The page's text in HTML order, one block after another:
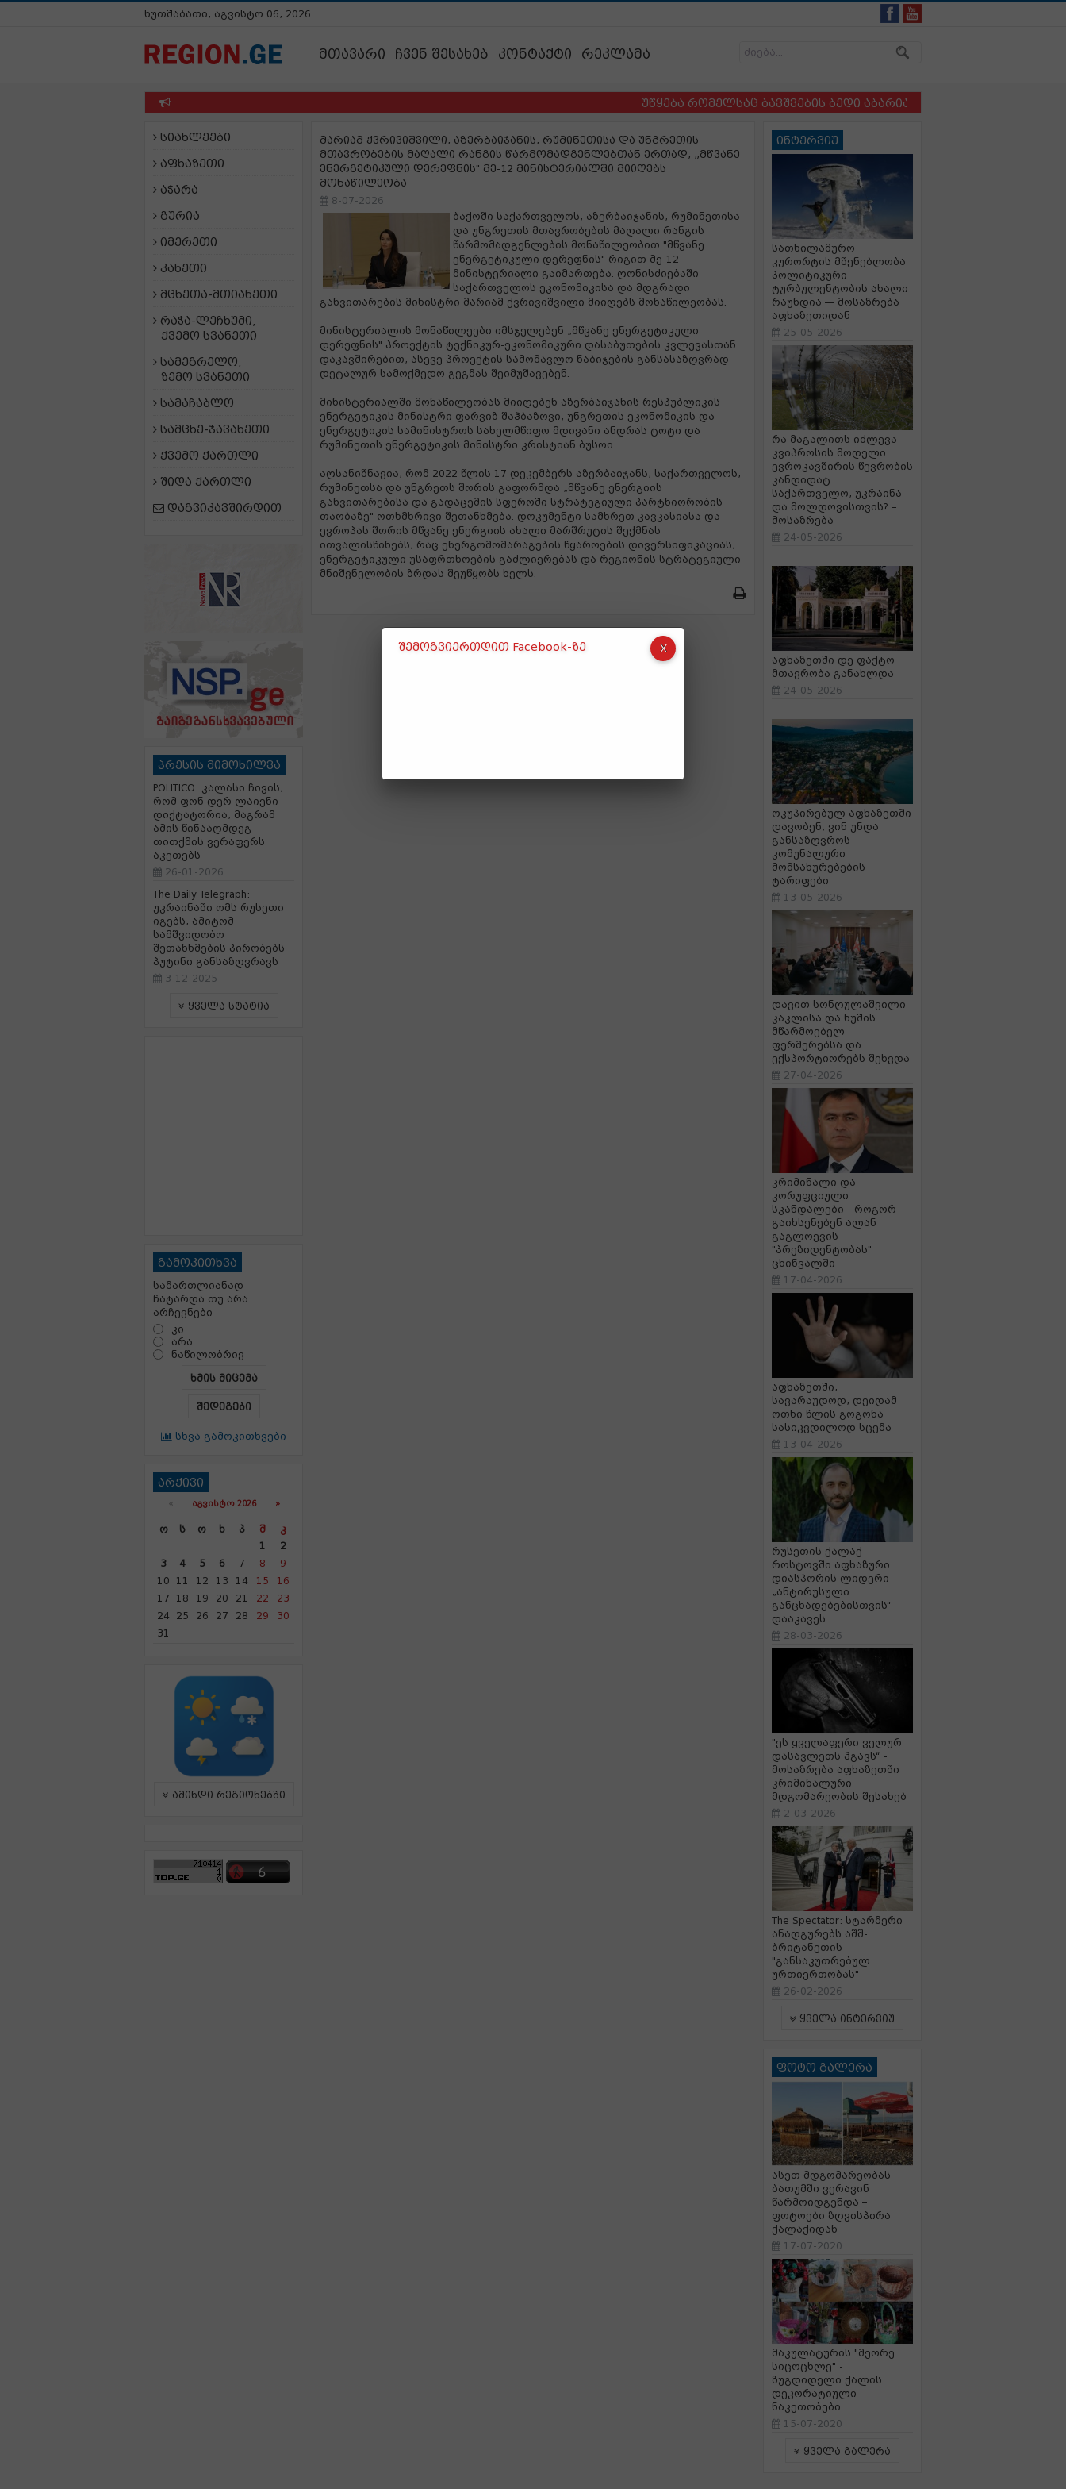
ხუთშაბათი, აგვისტო 06, 2026
მთავარი ჩვენ შესახებ კონტაქტი რეკლამა
უწყება რომელსაც ბავშვების ბედი აბარია და სადაც ბავშვსა და
სიახლეები
აფხაზეთი
აჭარა
გურია
იმერეთი
კახეთი
მცხეთა-მთიანეთი
რაჭა-ლეჩხუმი,
ქვემო სვანეთი
სამეგრელო,
ზემო სვანეთი
სამაჩაბლო
სამცხე-ჯავახეთი
ქვემო ქართლი
შიდა ქართლი
დაგვიკავშირდით
პრესის მიმოხილვა
POLITICO: კალასი ჩივის,
რომ ფონ დერ ლაიენი
დიქტატორია, მაგრამ
ამის წინააღმდეგ
თითქმის ვერაფერს
აკეთებს
26-01-2026
The Daily Telegraph:
უკრაინაში ომს რუსეთი
იგებს, ამიტომ
სამშვიდობო
შეთანხმების პირობებს
პუტინი განსაზღვრავს
3-12-2025
ყველა სტატია
გამოკითხვა
სამართლიანად
ჩატარდა თუ არა
არჩევნები
კი
არა
ნაწილობრივ
ხმის მიცემა
შედეგები
სხვა გამოკითხვები
არქივი
« ᲐᲒᲕᲘᲡᲢᲝ 2026 »
Ო Ს Ო Ხ Პ Შ
Კ
1
2
3
4 5 6 7 8
9
10
11 12 13 14 15
16
17
18 19 20 21 22
23
24
25 26 27 28 29
30
31
ამინდი რეგიონებში
მარიამ ქვრივიშვილი, აზერბაიჯანის, რუმინეთისა და უნგრეთის
მთავრობების მაღალი რანგის წარმომადგენლებთან ერთად, „მწვანე
ენერგეტიკული დერეფნის" მე-12 მინისტერიალში მიიღებს
მონაწილეობა
8-07-2026
ბაქოში საქართველოს, აზერბაიჯანის, რუმინეთისა
და უნგრეთის მთავრობების მაღალი რანგის
წარმომადგენლების მონაწილეობით "მწვანე
ენერგეტიკული დერეფნის" რიგით მე-12
მინისტერიალი გაიმართება. ღონისძიებაში
საქართველოს ეკონომიკისა და მდგრადი
განვითარების მინისტრი მარიამ ქვრივიშვილი მიიღებს მონაწილეობას.
მინისტერიალის მონაწილეები იმსჯელებენ „მწვანე ენერგეტიკული
დერეფნის" პროექტის ტექნიკურ-ეკონომიკური დასაბუთების კვლევასთან
დაკავშირებით, ასევე პროექტის სამომავლო ნაბიჯების განსასაზღვრად
დეტალურ სამოქმედო გეგმას შეიმუშავებენ.
მინისტერიალში მონაწილეობას მიიღებენ აზერბაიჯანის რესპუბლიკის
ენერგეტიკის მინისტრი ფარვიზ შაჰბაზოვი, უნგრეთის ეკონომიკის და
ენერგეტიკის სამინისტროს სახელმწიფო მდივანი ანდრას ტოტი და
რუმინეთის ენერგეტიკის მინისტრი კრისტიან ბუსოი.
აღსანიშნავია, რომ 2022 წლის 17 დეკემბერს აზერბაიჯანს, საქართველოს,
რუმინეთსა და უნგრეთს შორის გაფორმდა „მწვანე ენერგიის
განვითარებისა და გადაცემის სფეროში სტრატეგიული პარტნიორობის
თაობაზე" ოთხმხრივი შეთანხმება. დოკუმენტი სამხრეთ კავკასიასა და
ევროპას შორის მწვანე ენერგიის ახალი მარშრუტის შექმნას
ითვალისწინებს, რაც ენერგომომარაგების წყაროების დივერსიფიკაციას,
ენერგეტიკული უსაფრთხოების გაძლიერებას და რეგიონის სტრატეგიული
მნიშვნელობის ზრდას შეუწყობს ხელს.
ინტერვიუ
სათხილამურო
კურორტის მშენებლობა
პოლიტიკური
ტურბულენტობის ახალი
რაუნდია — მოსაზრება
აფხაზეთიდან
25-05-2026
რა მაგალითს იძლევა
კვიპროსის მოდელი
ევროკავშირის წევრობის
კანდიდატ
საქართველო, უკრაინა
და მოლდოვისთვის? –
მოსაზრება
24-05-2026
აფხაზეთში დე ფაქტო
მთავრობა განახლდა
24-05-2026
ოკუპირებულ აფხაზეთში
დავობენ, ვინ უნდა
განსაზღვროს
კომუნალური
მომსახურებების
ტარიფები
13-05-2026
დავით სონღულაშვილი
კაკლისა და ნუშის
მწარმოებელ
ფერმერებსა და
ექსპორტიორებს შეხვდა
27-04-2026
კრიმინალი და
კორუფციული
სკანდალები - როგორ
გაიხსენებენ ალან
გაგლოევის
"პრეზიდენტობას"
ცხინვალში
17-04-2026
აფხაზეთში,
სავარაუდოდ, დეიდამ
ოთხი წლის გოგონა
სასიკვდილოდ სცემა
13-04-2026
რუსეთის ქალაქ
როსტოვში აფხაზური
დიასპორის ლიდერი
„ანტირუსული
განცხადებებისთვის“
დააკავეს
28-03-2026
"ეს ყველაფერი ველურ
დასავლეთს ჰგავს“ -
მოსაზრება აფხაზეთში
კრიმინალური
მდგომარეობის შესახებ
2-03-2026
The Spectator: სტარმერი
ანადგურებს აშშ-
ბრიტანეთის
"განსაკუთრებულ
ურთიერთობას"
26-02-2026
ყველა ინტერვიუ
ფოტო გალერა
ასეთ მდგომარეობას
ბათუმში ვერავინ
წარმოიდგენდა –
ფოტოები ზღვისპირა
ქალაქიდან
17-07-2020
მაკულატურის "მეორე
სიცოცხლე" -
ზუგდიდელი ქალის
დეკორატიული
ნაკეთობები
15-07-2020
ყველა გალერა
შემოგვიერთდით Facebook-ზე